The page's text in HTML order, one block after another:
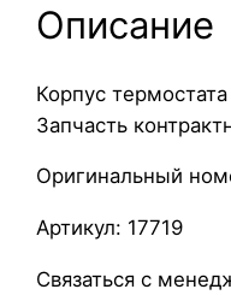
р
К
о
п
с
т
Описание
Корпус
Запчасть
Оригинальный
Артикул: 17719
Связаться с